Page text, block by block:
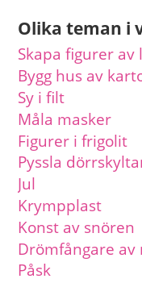
Olika teman i
Skapa figurer av
Bygg hus av
Sy i filt
Måla masker
Figurer i frigolit
Pyssla
Jul
Krympplast
Konst av snören
Drömfångare
Påsk